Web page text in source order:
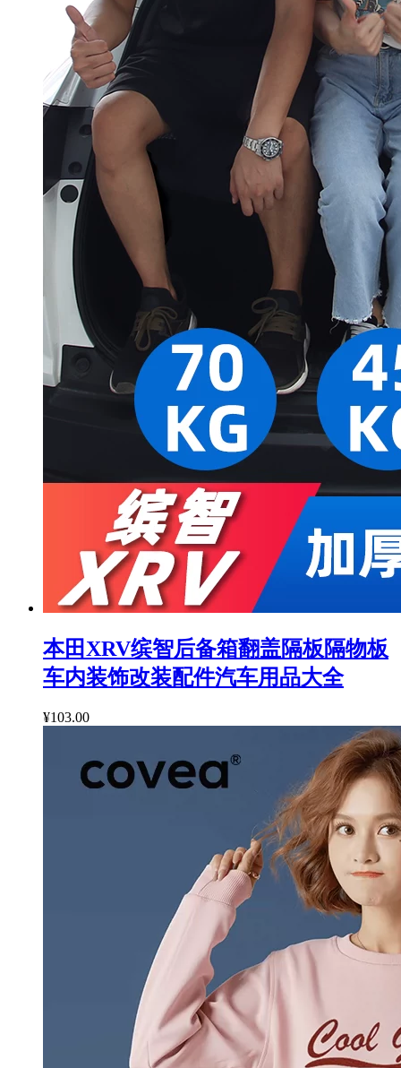
本田XRV缤智后备箱翻盖隔板隔物板
车内装饰改装配件汽车用品大全
¥103.00